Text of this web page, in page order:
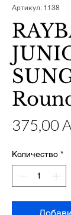
Артикул: 1138
375,00
Количество *